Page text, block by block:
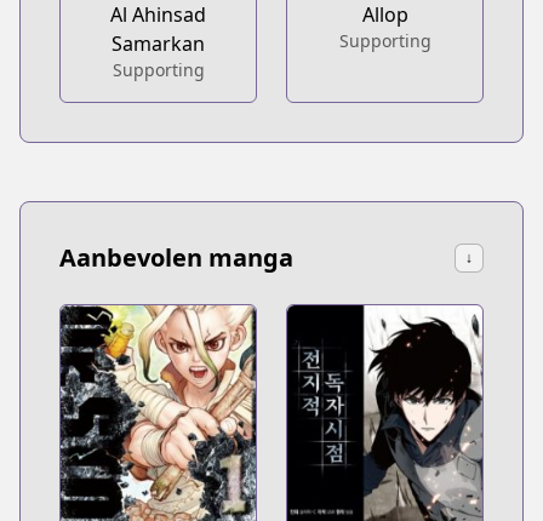
Al Ahinsad
Samarkan
Supporting
Allop
Supporting
Aanbevolen manga ↓